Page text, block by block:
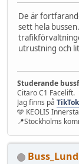
De är
sett hela
utrustning och
Studerande
Citaro C1 Facelift.
Jag finns på TikTok
🩵 KEOLIS
📍Stockholms
Buss_Lund